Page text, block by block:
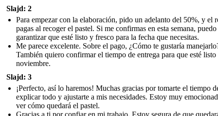
Slajd: 2
Para empezar con la elaboración, pido un adelanto del 50%, y el
pagas al recoger el pastel. Si me confirmas en esta semana, puedo
garantizar que esté listo y fresco para la fecha que necesitas.
Me parece excelente. Sobre el pago, ¿Cómo te gustaría
También quiero confirmar el tiempo de entrega para que esté listo
noviembre.
Slajd: 3
¡Perfecto, así lo haremos! Muchas gracias por tomarte el tiempo
explicar todo y ajustarte a mis necesidades. Estoy muy
ver cómo quedará el pastel.